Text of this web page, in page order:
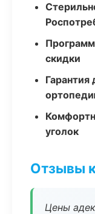
скидки
Гарантия
уголок
Отзывы
Цены